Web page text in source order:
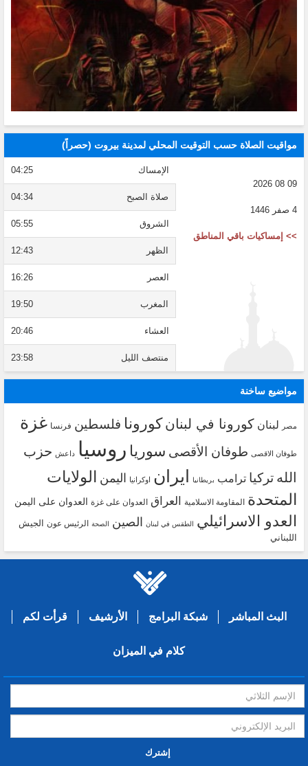
مواقيت الصلاة حسب التوقيت المحلي لمدينة بيروت (حصراً)
09 08 2026
4 صفر 1446
>> إمساكيات باقي المناطق
الإمساك 04:25
صلاة الصبح 04:34
الشروق 05:55
الظهر 12:43
العصر 16:26
المغرب 19:50
العشاء 20:46
منتصف الليل 23:58
مواضيع ساخنة
مصر لبنان كورونا في لبنانكورونا فلسطين فرنسا غزة
طوفان الاقصى طوفان الأقصى سوريا روسيا داعش حزب
الله تركيا ترامب بريطانيا ايران اوكرانيا اليمن الولايات
المتحدة المقاومة الاسلامية العراق العدوان على غزة العدوان على اليمن
العدو الاسرائيلي الطقس في لبنان الصين الصحة الرئيس عون
الجيش
اللبناني
البث المباشر شبكة البرامج الأرشيف قرأت لكم
كلام في الميزان
إشترك